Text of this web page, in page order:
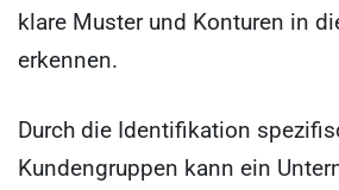
klare Muster und Konturen in
erkennen.
Durch die Identifikation
Kundengruppen kann ein